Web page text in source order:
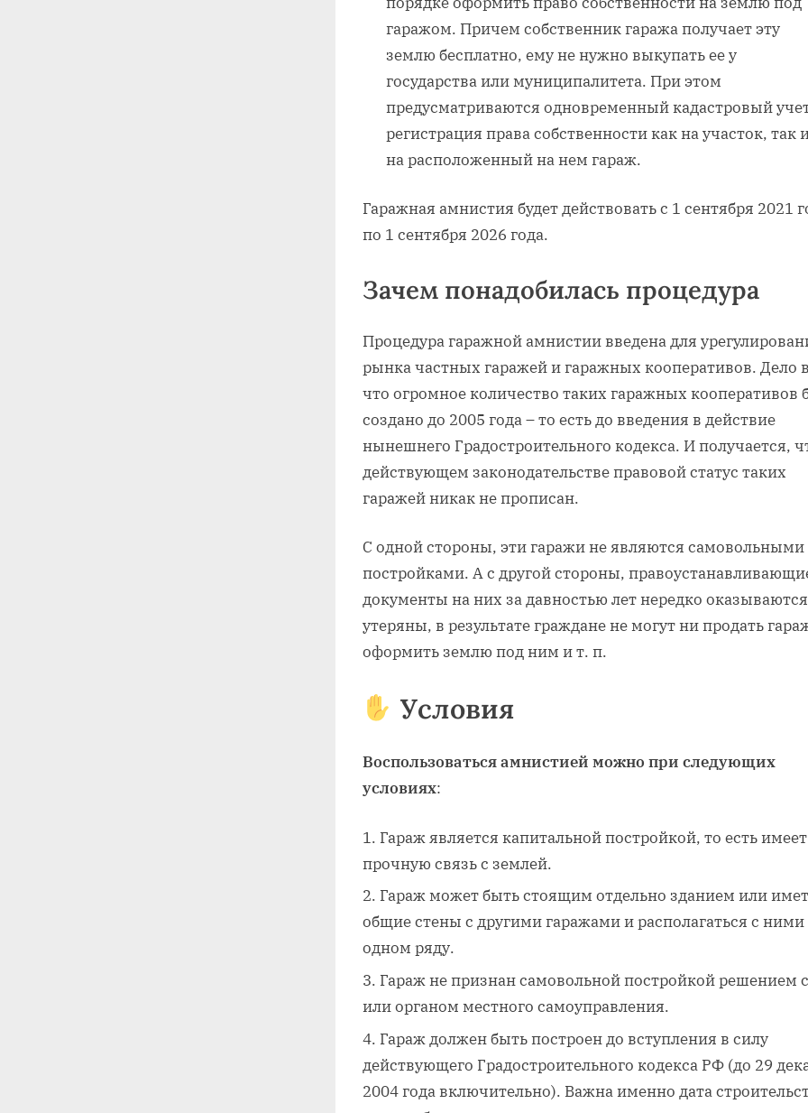
гаражом. Причем собственник гаража получает эту
землю бесплатно, ему не нужно выкупать ее у
государства или муниципалитета. При этом
предусматриваются одновременный кадастровый
регистрация права собственности как на участок, так
на расположенный на нем гараж.
Гаражная амнистия будет действовать с 1 сентября 2021
по 1 сентября 2026 года.
Зачем понадобилась процедура
Процедура гаражной амнистии введена для
рынка частных гаражей и гаражных кооперативов. Дело
что огромное количество таких гаражных кооперативов
создано до 2005 года – то есть до введения в действие
нынешнего Градостроительного кодекса. И получается,
действующем законодательстве правовой статус таких
гаражей никак не прописан.
С одной стороны, эти гаражи не являются самовольными
постройками. А с другой стороны,
документы на них за давностью лет нередко оказываются
утеряны, в результате граждане не могут ни продать
оформить землю под ним и т. п.
Условия
Воспользоваться амнистией можно при следующих
условиях:
Гараж является капитальной постройкой, то есть имеет
прочную связь с землей.
Гараж может быть стоящим отдельно зданием или
общие стены с другими гаражами и располагаться с ними
одном ряду.
Гараж не признан самовольной постройкой решением
или органом местного самоуправления.
Гараж должен быть построен до вступления в силу
действующего Градостроительного кодекса РФ (до 29
2004 года включительно). Важна именно дата